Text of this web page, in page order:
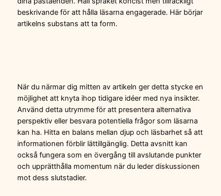
beskrivande för att hålla läsarna engagerade. Här börjar
artikelns substans att ta form.
När du närmar dig mitten av artikeln ger detta stycke en
möjlighet att knyta ihop tidigare idéer med nya insikter.
Använd detta utrymme för att presentera alternativa
perspektiv eller besvara potentiella frågor som läsarna
kan ha. Hitta en balans mellan djup och läsbarhet så att
informationen förblir lättillgänglig. Detta avsnitt kan
också fungera som en övergång till avslutande punkter
och upprätthålla momentum när du leder diskussionen
mot dess slutstadier.